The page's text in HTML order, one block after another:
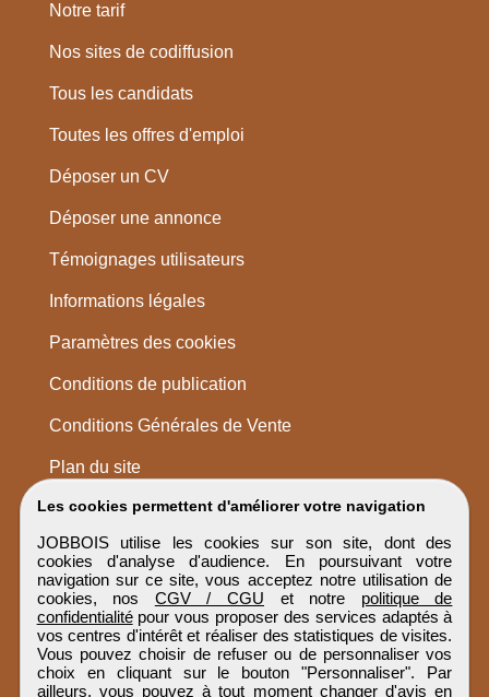
Les cookies permettent d'améliorer votre navigation
JOBBOIS utilise les cookies sur son site, dont des
cookies d'analyse d'audience. En poursuivant votre
navigation sur ce site, vous acceptez notre utilisation de
cookies, nos CGV / CGU et notre politique de
confidentialitépour vous proposer des services adaptés à
vos centres d'intérêt et réaliser des statistiques de visites.
Vous pouvez choisir de refuser ou de personnaliser vos
choix en cliquant sur le bouton "Personnaliser". Par
ailleurs, vous pouvez à tout moment changer d'avis en
Notre tarif
Nos sites de codiffusion
Tous les candidats
Toutes les offres d'emploi
Déposer un CV
Déposer une annonce
Témoignages utilisateurs
Informations légales
Paramètres des cookies
Conditions de publication
Conditions Générales de Vente
Plan du site